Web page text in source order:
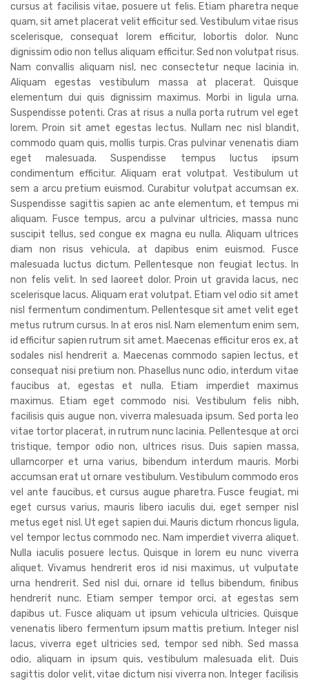
cursus at facilisis vitae, posuere ut felis. Etiam pharetra neque
quam, sit amet placerat velit efficitur sed. Vestibulum vitae risus
scelerisque, consequat lorem efficitur, lobortis dolor. Nunc
dignissim odio non tellus aliquam efficitur. Sed non volutpat risus.
Nam convallis aliquam nisl, nec consectetur neque lacinia in.
Aliquam egestas vestibulum massa at placerat. Quisque
elementum dui quis dignissim maximus. Morbi in ligula urna.
Suspendisse potenti. Cras at risus a nulla porta rutrum vel eget
lorem. Proin sit amet egestas lectus. Nullam nec nisl blandit,
commodo quam quis, mollis turpis. Cras pulvinar venenatis diam
eget malesuada. Suspendisse tempus luctus ipsum
condimentum efficitur. Aliquam erat volutpat. Vestibulum ut
sem a arcu pretium euismod. Curabitur volutpat accumsan ex.
Suspendisse sagittis sapien ac ante elementum, et tempus mi
aliquam. Fusce tempus, arcu a pulvinar ultricies, massa nunc
suscipit tellus, sed congue ex magna eu nulla. Aliquam ultrices
diam non risus vehicula, at dapibus enim euismod. Fusce
malesuada luctus dictum. Pellentesque non feugiat lectus. In
non felis velit. In sed laoreet dolor. Proin ut gravida lacus, nec
scelerisque lacus. Aliquam erat volutpat. Etiam vel odio sit amet
nisl fermentum condimentum. Pellentesque sit amet velit eget
metus rutrum cursus. In at eros nisl. Nam elementum enim sem,
id efficitur sapien rutrum sit amet. Maecenas efficitur eros ex, at
sodales nisl hendrerit a. Maecenas commodo sapien lectus, et
consequat nisi pretium non. Phasellus nunc odio, interdum vitae
faucibus at, egestas et nulla. Etiam imperdiet maximus
maximus. Etiam eget commodo nisi. Vestibulum felis nibh,
facilisis quis augue non, viverra malesuada ipsum. Sed porta leo
vitae tortor placerat, in rutrum nunc lacinia. Pellentesque at orci
tristique, tempor odio non, ultrices risus. Duis sapien massa,
ullamcorper et urna varius, bibendum interdum mauris. Morbi
accumsan erat ut ornare vestibulum. Vestibulum commodo eros
vel ante faucibus, et cursus augue pharetra. Fusce feugiat, mi
eget cursus varius, mauris libero iaculis dui, eget semper nisl
metus eget nisl. Ut eget sapien dui. Mauris dictum rhoncus ligula,
vel tempor lectus commodo nec. Nam imperdiet viverra aliquet.
Nulla iaculis posuere lectus. Quisque in lorem eu nunc viverra
aliquet. Vivamus hendrerit eros id nisi maximus, ut vulputate
urna hendrerit. Sed nisl dui, ornare id tellus bibendum, finibus
hendrerit nunc. Etiam semper tempor orci, at egestas sem
dapibus ut. Fusce aliquam ut ipsum vehicula ultricies. Quisque
venenatis libero fermentum ipsum mattis pretium. Integer nisl
lacus, viverra eget ultricies sed, tempor sed nibh. Sed massa
odio, aliquam in ipsum quis, vestibulum malesuada elit. Duis
sagittis dolor velit, vitae dictum nisi viverra non. Integer facilisis